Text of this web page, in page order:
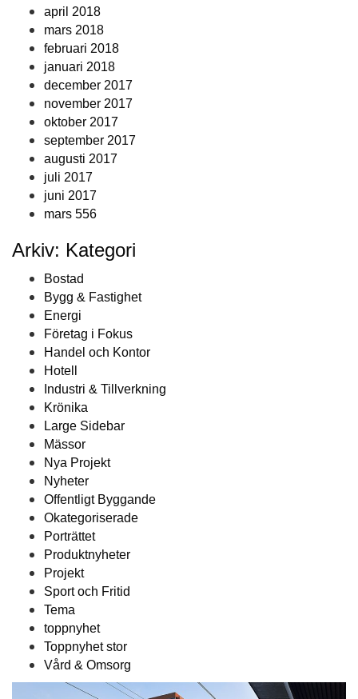
april 2018
mars 2018
februari 2018
januari 2018
december 2017
november 2017
oktober 2017
september 2017
augusti 2017
juli 2017
juni 2017
mars 556
Arkiv: Kategori
Bostad
Bygg & Fastighet
Energi
Företag i Fokus
Handel och Kontor
Hotell
Industri & Tillverkning
Krönika
Large Sidebar
Mässor
Nya Projekt
Nyheter
Offentligt Byggande
Okategoriserade
Porträttet
Produktnyheter
Projekt
Sport och Fritid
Tema
toppnyhet
Toppnyhet stor
Vård & Omsorg